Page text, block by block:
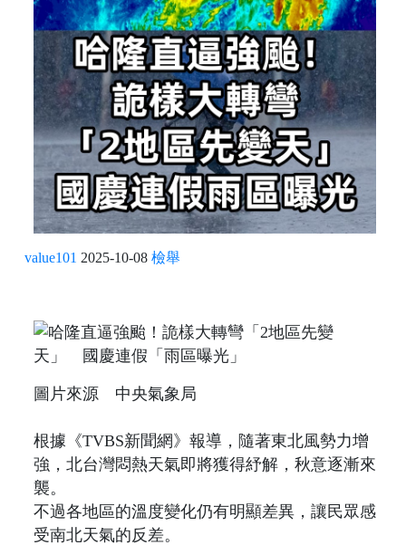
value101 2025-10-08 檢舉
圖片來源 中央氣象局
根據《TVBS新聞網》報導，隨著東北風勢力增
強，北台灣悶熱天氣即將獲得紓解，秋意逐漸來
襲。
不過各地區的溫度變化仍有明顯差異，讓民眾感
受南北天氣的反差。